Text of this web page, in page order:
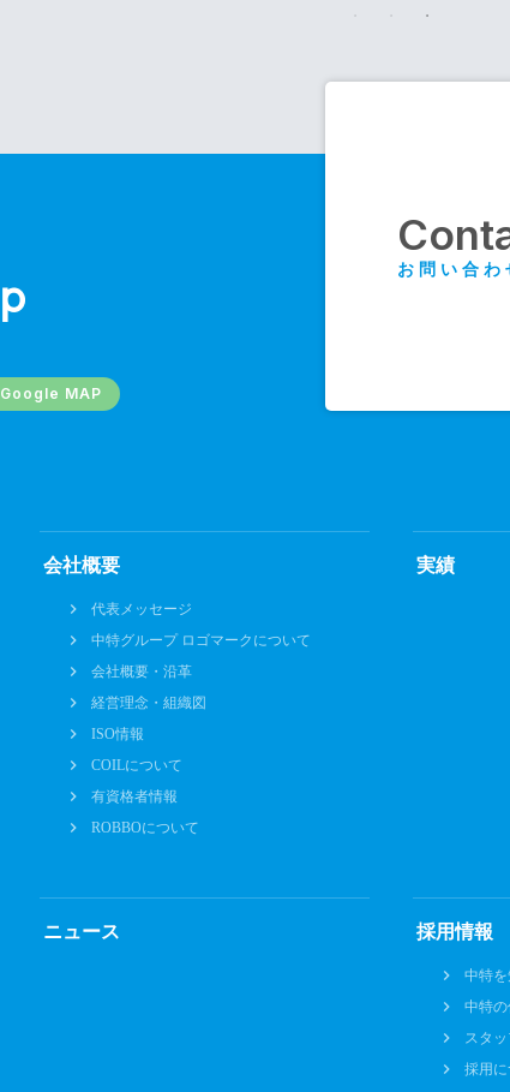
Google MAP
お問い合わ
会社概要
代表メッセージ
中特グループ ロゴマークについて
会社概要・沿革
経営理念・組織図
ISO情報
COILについて
有資格者情報
ROBBOについて
実績
ニュース 採用情報
中特を
中特
スタ
採用